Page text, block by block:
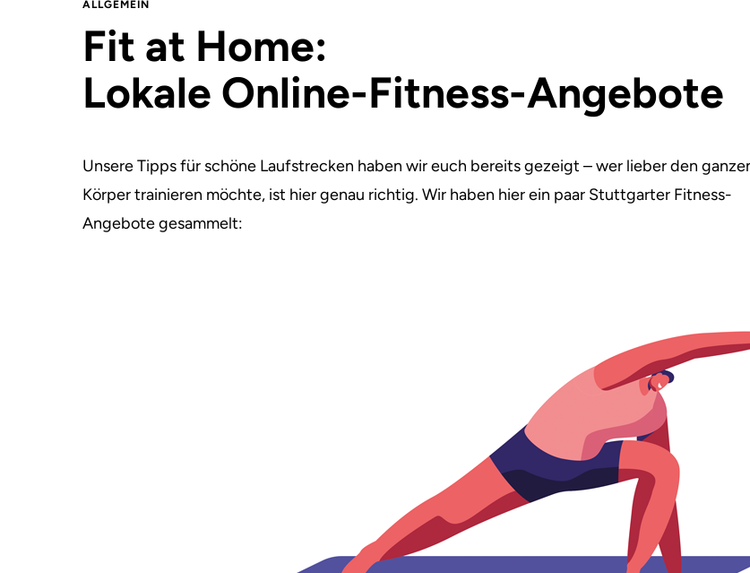
ALLGEMEIN
Fit at Home:
Lokale Online-Fitness-Angebote
Unsere Tipps für schöne Laufstrecken haben wir euch bereits gezeigt – wer lieber den
Körper trainieren möchte, ist hier genau richtig. Wir haben hier ein paar Stuttgarter Fitness-
Angebote gesammelt: